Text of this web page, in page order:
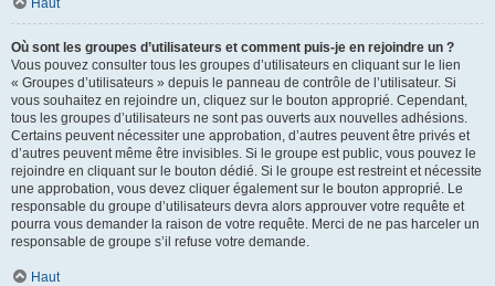
Haut
Où sont les groupes d’utilisateurs et comment puis-je en rejoindre un ?
Vous pouvez consulter tous les groupes d’utilisateurs en cliquant sur le lien
« Groupes d’utilisateurs » depuis le panneau de contrôle de l’utilisateur. Si
vous souhaitez en rejoindre un, cliquez sur le bouton approprié. Cependant,
tous les groupes d’utilisateurs ne sont pas ouverts aux nouvelles adhésions.
Certains peuvent nécessiter une approbation, d’autres peuvent être privés et
d’autres peuvent même être invisibles. Si le groupe est public, vous pouvez le
rejoindre en cliquant sur le bouton dédié. Si le groupe est restreint et nécessite
une approbation, vous devez cliquer également sur le bouton approprié. Le
responsable du groupe d’utilisateurs devra alors approuver votre requête et
pourra vous demander la raison de votre requête. Merci de ne pas harceler un
responsable de groupe s’il refuse votre demande.
Haut